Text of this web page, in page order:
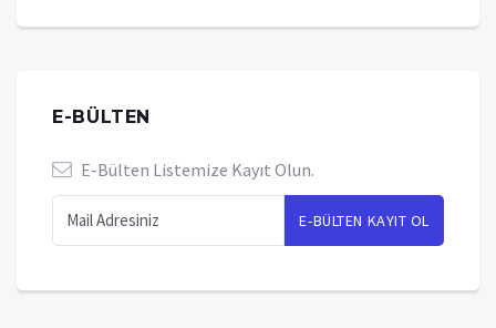
E-BÜLTEN
E-Bülten Listemize Kayıt Olun.